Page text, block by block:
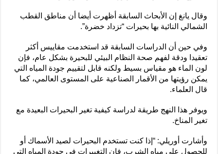
وقال يانغ إن الأبحاث السابقة أظهرت أيضا أن مناطق القطب
الشمالي النائية بها بحيرات “تزداد خضرة”.
وفي حين أن الدراسات السابقة قد استخدمت مقاييس أكثر
تعقيدا ودقة لفهم صحة النظام البيئي للبحيرة بشكل عام، فإن
لون الماء هو مقياس بسيط ولكنه قابل لتقييم جودة المياه التي
يمكن رؤيتها من الأقمار الصناعية على المستوى العالمي، كما
قال العلماء.
ويوفر هذا النهج طريقة لدراسة كيفية تغير البحيرات البعيدة مع
تغير المناخ.
وأشارت أوريلي: “إذا كنت تستخدم البحيرات لصيد الأسماك أو
للحصول على مياه الشرب، فإن التغييرات في جودة المياه التي